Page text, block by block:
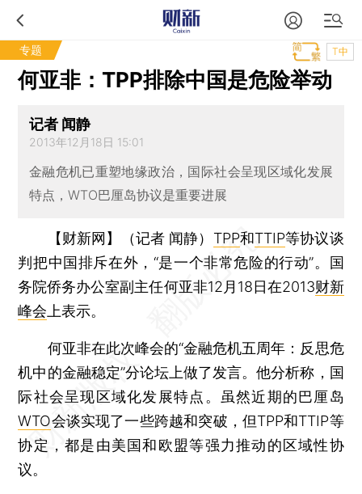
专题 T中
何亚非：TPP排除中国是危险举动
记者 闻静
2013年12月18日 15:01
金融危机已重塑地缘政治，国际社会呈现区域化发展
特点，WTO巴厘岛协议是重要进展
【财新网】（记者 闻静） TPP和TTIP等协议谈
判把中国排斥在外，“是一个非常危险的行动”。国
务院侨务办公室副主任何亚非12月18日在2013财新
峰会 上表示。
何亚非在此次峰会的“金融危机五周年：反思危
机中的金融稳定”分论坛上做了发言。他分析称，国
际社会呈现区域化发展特点。虽然近期的巴厘岛
WTO会谈实现了一些跨越和突破，但TPP和TTIP等
协定，都是由美国和欧盟等强力推动的区域性协
议。